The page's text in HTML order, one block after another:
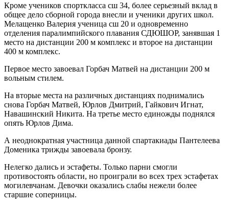
Кроме учеников спорткласса сш 34, более серьезный вклад в
общее дело сборной города внесли и ученики других школ.
Мелащенко Валерия ученица сш 20 и одновременно
отделения паралимпийского плавания СДЮШОР, занявшая 1
место на дистанции 200 м комплекс и второе на дистанции
400 м комплекс.
Первое место завоевал Горбач Матвей на дистанции 200 м
вольным стилем.
На вторые места на различных дистанциях поднимались
снова Горбач Матвей, Юрлов Дмитрий, Гайкович Игнат,
Навашинский Никита. На третье место единожды поднялся
опять Юрлов Дима.
А неоднократная участница данной спартакиады Пантелеева
Доменика трижды завоевала бронзу.
Нелегко дались и эстафеты. Только парни смогли
противостоять области, но проиграли во всех трех эстафетах
могилевчанам. Девочки оказались слабы нежели более
старшие соперницы.